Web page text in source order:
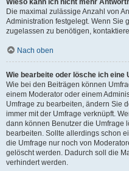
Wieso kann ich nicht mehr
Die maximal zulässige Anzahl von
Administration festgelegt. Wenn Sie
zugelassen zu benötigen,
Nach oben
Wie bearbeite oder lösche ich eine
Wie bei den Beiträgen können
einem Moderator oder einem
Umfrage zu bearbeiten, ändern Sie
immer mit der Umfrage verknüpft.
dann können Benutzer die Umfrage
bearbeiten. Sollte allerdings schon
die Umfrage nur noch von
gelöscht werden. Dadurch soll die
verhindert werden.